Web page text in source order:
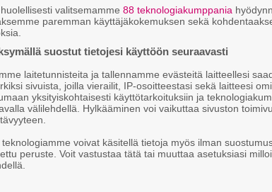
valitsemamme 88 teknologiakumppania
paremman käyttäjäkokemuksen sekä
suostut tietojesi käyttöön seuraavasti
laitetunnisteita ja tallennamme evästeitä laitteellesi
sivuista, joilla vierailit, IP-osoitteestasi sekä laitteesi
yksityiskohtaisesti käyttötarkoituksiin ja
välilehdellä. Hylkääminen voi vaikuttaa sivuston
voivat käsitellä tietoja myös ilman
peruste. Voit vastustaa tätä tai muuttaa asetuksiasi